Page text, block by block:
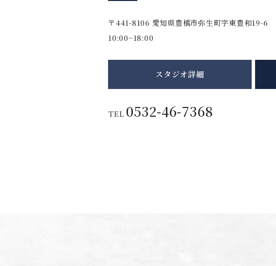
〒441-8106 愛知県豊橋市弥生町字東豊和19-6
10:00~18:00
スタジオ詳細
TEL 0532-46-7368